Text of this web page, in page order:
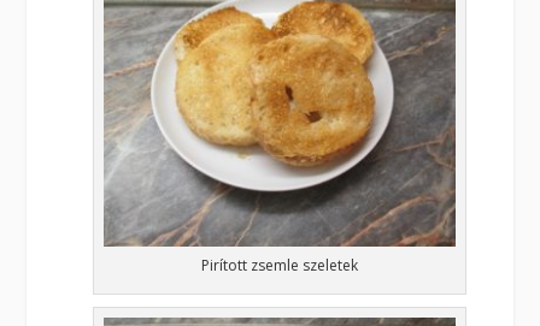
Pirított zsemle szeletek